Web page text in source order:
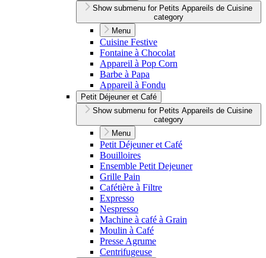
Show submenu for Petits Appareils de Cuisine
category
Menu
Cuisine Festive
Fontaine à Chocolat
Appareil à Pop Corn
Barbe à Papa
Appareil à Fondu
Petit Déjeuner et Café
Show submenu for Petits Appareils de Cuisine
category
Menu
Petit Déjeuner et Café
Bouilloires
Ensemble Petit Dejeuner
Grille Pain
Cafétière à Filtre
Expresso
Nespresso
Machine à café à Grain
Moulin à Café
Presse Agrume
Centrifugeuse